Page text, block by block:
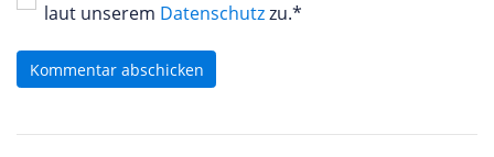
laut unserem Datenschutzzu.*
Kommentar abschicken